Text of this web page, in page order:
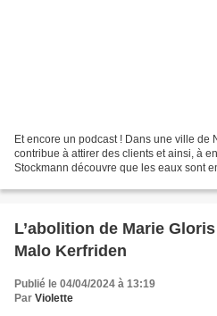
Et encore un podcast ! Dans une ville de
contribue à attirer des clients et ainsi, à
Stockmann découvre que les eaux sont
L’abolition de Marie
Malo Kerfriden
Publié le 04/04/2024 à 13:19
Par Violette